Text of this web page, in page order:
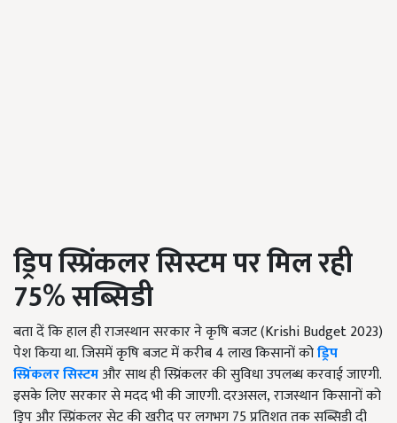
ड्रिप स्प्रिंकलर सिस्टम पर मिल रही
75% सब्सिडी
बता दें कि हाल ही राजस्थान सरकार ने कृषि बजट (Krishi Budget2023)
पेश किया था. जिसमें कृषि बजट में करीब 4 लाख किसानों कोड्रिप
स्प्रिंकलर सिस्टमऔर साथ ही स्प्रिंकलर की सुविधा उपलब्ध करवाई जाएगी.
इसके लिए सरकार से मदद भी की जाएगी. दरअसल,राजस्थान किसानों को
ड्रिप और स्प्रिंकलर सेट की खरीद पर लगभग 75 प्रतिशत तक सब्सिडी दी